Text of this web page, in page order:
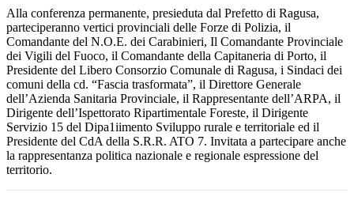
Alla conferenza permanente, presieduta dal Prefetto di Ragusa,
parteciperanno vertici provinciali delle Forze di Polizia, il
Comandante del N.O.E. dei Carabinieri, Il Comandante Provinciale
dei Vigili del Fuoco, il Comandante della Capitaneria di Porto, il
Presidente del Libero Consorzio Comunale di Ragusa, i Sindaci dei
comuni della cd. “Fascia trasformata”, il Direttore Generale
dell’Azienda Sanitaria Provinciale, il Rappresentante dell’ARPA, il
Dirigente dell’Ispettorato Ripartimentale Foreste, il Dirigente
Servizio 15 del Dipa1iimento Sviluppo rurale e territoriale ed il
Presidente del CdA della S.R.R. ATO 7. Invitata a partecipare anche
la rappresentanza politica nazionale e regionale espressione del
territorio.